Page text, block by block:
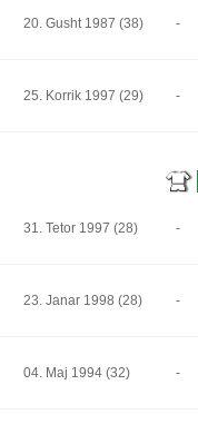
20. Gusht 1987 (38) -
25. Korrik 1997 (29) -
31. Tetor 1997 (28) -
23. Janar 1998 (28) -
04. Maj 1994 (32) -